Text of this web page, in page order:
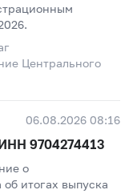
Центрального
06.08.2026 08:16
9704274413
о
итогах выпуска